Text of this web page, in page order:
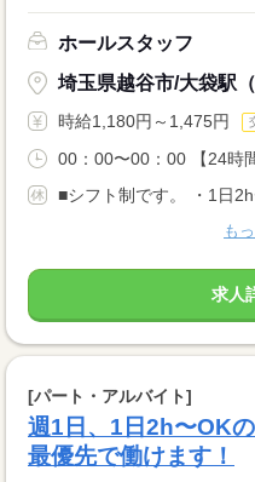
ホールスタッフ
埼玉県越谷市/大袋駅（
時給1,180円～1,475円
00：00〜00：00 【24時
■シフト制です。 ・1日
も
求人
[パート・アルバイト]
週1日、1日2h〜OK
最優先で働けます！